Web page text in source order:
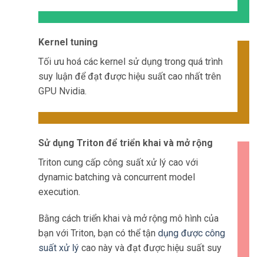
Kernel tuning
Tối ưu hoá các kernel sử dụng trong quá trình
suy luận để đạt được hiệu suất cao nhất trên
GPU Nvidia.
Sử dụng Triton để triển khai và mở rộng
Triton cung cấp công suất xử lý cao với
dynamic batching và concurrent model
execution.
Bằng cách triển khai và mở rộng mô hình của
bạn với Triton, bạn có thể tận dụng được công
suất xử lý cao này và đạt được hiệu suất suy